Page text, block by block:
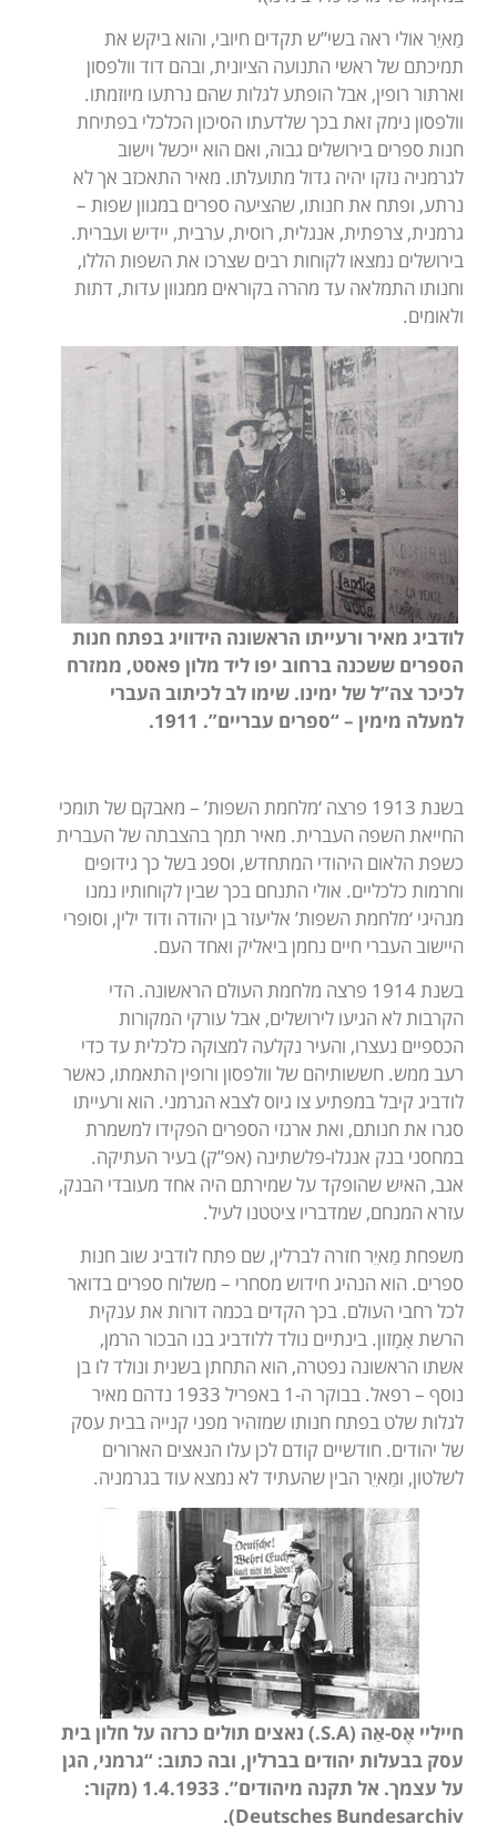
מַאיֵר אולי ראה בשי”ש תקדים חיובי, והוא ביקש את
תמיכתם של ראשי התנועה הציונית, ובהם דוד וולפסון
וארתור רופין, אבל הופתע לגלות שהם נרתעו מיוזמתו.
וולפסון נימק זאת בכך שלדעתו הסיכון הכלכלי בפתיחת
חנות ספרים בירושלים גבוה, ואם הוא ייכשל וישוב
לגרמניה נזקו יהיה גדול מתועלתו. מאיר התאכזב אך לא
נרתע, ופתח את חנותו, שהציעה ספרים במגוון שפות –
גרמנית, צרפתית, אנגלית, רוסית, ערבית, יידיש ועברית.
בירושלים נמצאו לקוחות רבים שצרכו את השפות הללו,
וחנותו התמלאה עד מהרה בקוראים ממגוון עדות, דתות
ולאומים.
לודביג מאיר ורעייתו הראשונה הידוויג בפתח חנות
הספרים ששכנה ברחוב יפו ליד מלון פאסט, ממזרח
לכיכר צה”ל של ימינו. שימו לב לכיתוב העברי
למעלה מימין – “ספרים עבריים”. 1911.
בשנת 1913 פרצה ‘מלחמת השפות’ – מאבקם של תומכי
החייאת השפה העברית. מאיר תמך בהצבתה של העברית
כשפת הלאום היהודי המתחדש, וספג בשל כך גידופים
וחרמות כלכליים. אולי התנחם בכך שבין לקוחותיו נמנו
מנהיגי ‘מלחמת השפות’ אליעזר בן יהודה ודוד ילין, וסופרי
היישוב העברי חיים נחמן ביאליק ואחד העם.
בשנת 1914 פרצה מלחמת העולם הראשונה. הדי
הקרבות לא הגיעו לירושלים, אבל עורקי המקורות
הכספיים נעצרו, והעיר נקלעה למצוקה כלכלית עד כדי
רעב ממש. חששותיהם של וולפסון ורופין התאמתו, כאשר
לודביג קיבל במפתיע צו גיוס לצבא הגרמני. הוא ורעייתו
סגרו את חנותם, ואת ארגזי הספרים הפקידו למשמרת
במחסני בנק אנגלו-פלשתינה (אפ”ק) בעיר העתיקה.
אגב, האיש שהופקד על שמירתם היה אחד מעובדי הבנק,
עזרא המנחם, שמדבריו ציטטנו לעיל.
משפחת מַאיֵר חזרה לברלין, שם פתח לודביג שוב חנות
ספרים. הוא הנהיג חידוש מסחרי – משלוח ספרים בדואר
לכל רחבי העולם. בכך הקדים בכמה דורות את ענקית
הרשת אָמָזון. בינתיים נולד ללודביג בנו הבכור הרמן,
אשתו הראשונה נפטרה, הוא התחתן בשנית ונולד לו בן
נוסף – רפאל. בבוקר ה-1 באפריל 1933 נדהם מאיר
לגלות שלט בפתח חנותו שמזהיר מפני קנייה בבית עסק
של יהודים. חודשיים קודם לכן עלו הנאצים הארורים
לשלטון, ומַאיֵר הבין שהעתיד לא נמצא עוד בגרמניה.
חייליי אֶס-אַה (S.A.)
נאצים תולים כרזה על חלון בית
עסק בבעלות יהודים בברלין, ובה כתוב: “גרמני, הגן
על עצמך. אל תקנה מיהודים”. 1.4.1933 (מקור:
Deutsches Bundesarchiv
).